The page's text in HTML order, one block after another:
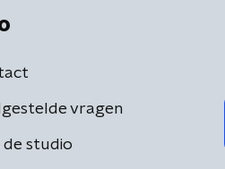
vragen
de studio